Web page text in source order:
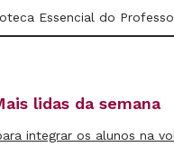
abstração mental,
ajudá-los a chegar a
Essencial do
lidas da semana
integrar os alunos na